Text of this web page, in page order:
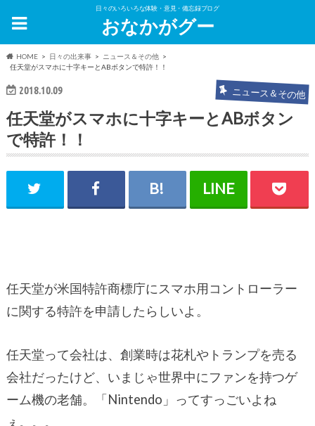
日々のいろいろな体験・意見・備忘録ブログ
おなかがグー
HOME 日々の出来事
ニュース＆その他
任天堂がスマホに十字キーとABボタンで特許！！
2018.10.09 ニュース＆その他
任天堂がスマホに十字キーとABボタン
で特許！！
任天堂が米国特許商標庁にスマホ用コントローラー
に関する特許を申請したらしいよ。
任天堂って会社は、創業時は花札やトランプを売る
会社だったけど、いまじゃ世界中にファンを持つゲ
ーム機の老舗。「Nintendo」ってすっごいよね
ぇ。。。